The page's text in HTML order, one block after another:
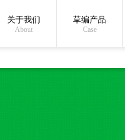
关于我们
About
草编产品
Case